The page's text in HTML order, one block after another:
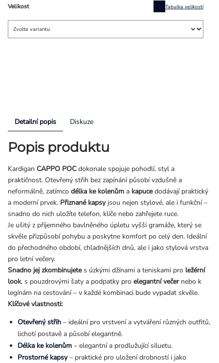
Velikost Tabulka velikostí
Detailní popis Diskuze
Popis produktu
Kardigan CAPPO POCdokonale spojuje pohodlí, styl a
praktičnost. Otevřený střih bez zapínání působí vzdušně a
neformálně, zatímco délka ke kolenům a kapucedodávají praktický
a moderní prvek. Přiznané kapsyjsou nejen stylové, ale i funkční –
snadno do nich uložíte telefon, klíče nebo zahřejete ruce.
Je ušitý z příjemného bavlněného úpletu vyšší gramáže, který se
skvěle přizpůsobí pohybu a poskytne komfort po celý den. Ideální
do přechodného období, chladnějších dnů, ale i jako stylová vrstva
pro letní večery.
Snadno jej zkombinujetes úzkými džínami a teniskami pro ležérní
look, s pouzdrovými šaty a podpatky pro elegantní večernebo k
legínám na cestování – v každé kombinaci bude vypadat skvěle.
Klíčové vlastnosti:
Otevřený střih – ideální pro vrstvení a vytváření různých outfitů,
lichotí postavě a působí elegantně.
Délka ke kolenům – elegantní a prodlužující siluetu.
Prostorné kapsy– praktické pro uložení drobností i jako